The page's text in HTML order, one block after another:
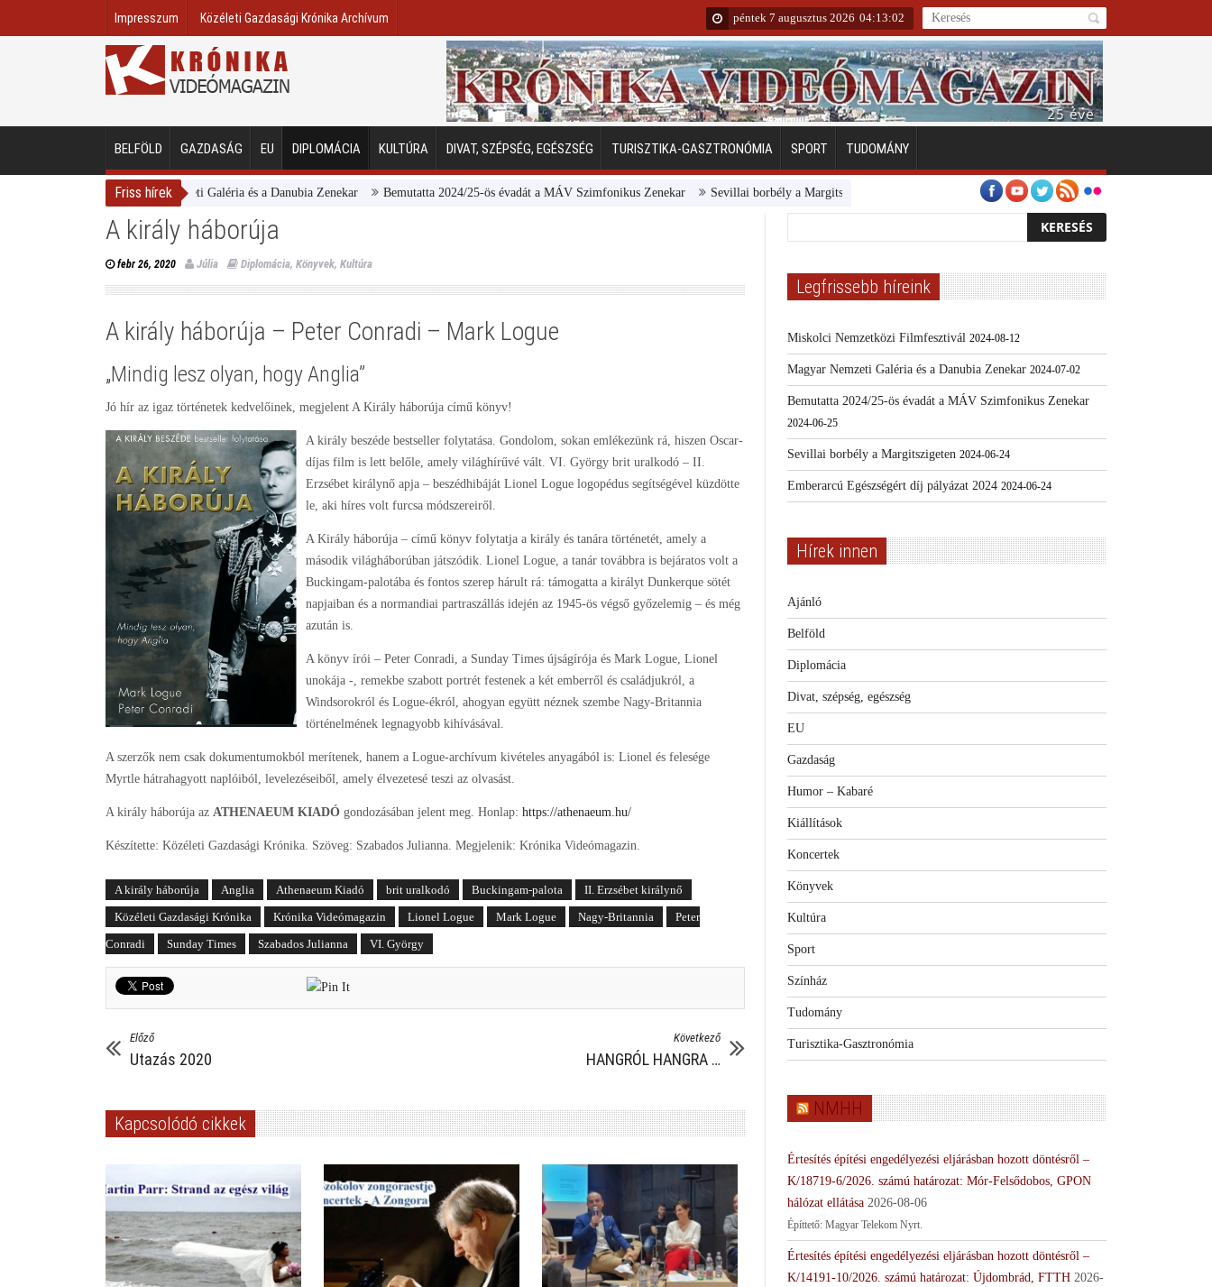
Impresszum Közéleti Gazdasági Krónika Archívum péntek 7 augusztus 2026 04:13:03
BELFÖLD GAZDASÁG EU DIPLOMÁCIA KULTÚRA DIVAT, SZÉPSÉG, EGÉSZSÉG TURISZTIKA-GASZTRONÓMIA SPORT TUDOMÁNY
Friss hírek
Magyar Nemzeti Galéria és a Danubia Zenekar Bemutatta 2024/25-ös évadát a MÁV Szimfonikus Zenekar Sevillai borbély a Margitszigeten Emberarcú Egészségért díj pályázat 2024
A király háborúja
febr 26, 2020 Júlia Diplomácia, Könyvek, Kultúra
A király háborúja – Peter Conradi – Mark Logue
„Mindig lesz olyan, hogy Anglia”
Jó hír az igaz történetek kedvelőinek, megjelent A Király háborúja című könyv!
A király beszéde bestseller folytatása. Gondolom, sokan emlékezünk rá, hiszen Oscar-
díjas film is lett belőle, amely világhírűvé vált. VI. György brit uralkodó – II.
Erzsébet királynő apja – beszédhibáját Lionel Logue logopédus segítségével küzdötte
le, aki híres volt furcsa módszereiről.
A Király háborúja – című könyv folytatja a király és tanára történetét, amely a
második világháborúban játszódik. Lionel Logue, a tanár továbbra is bejáratos volt a
Buckingam-palotába és fontos szerep hárult rá: támogatta a királyt Dunkerque sötét
napjaiban és a normandiai partraszállás idején az 1945-ös végső győzelemig – és még
azután is.
A könyv írói – Peter Conradi, a Sunday Times újságírója és Mark Logue, Lionel
unokája -, remekbe szabott portrét festenek a két emberről és családjukról, a
Windsorokról és Logue-ékról, ahogyan együtt néznek szembe Nagy-Britannia
történelmének legnagyobb kihívásával.
A szerzők nem csak dokumentumokból merítenek, hanem a Logue-archívum kivételes anyagából is: Lionel és felesége
Myrtle hátrahagyott naplóiból, levelezéseiből, amely élvezetesé teszi az olvasást.
A király háborúja az ATHENAEUM KIADÓ gondozásában jelent meg. Honlap: https://athenaeum.hu/
Készítette: Közéleti Gazdasági Krónika. Szöveg: Szabados Julianna. Megjelenik: Krónika Videómagazin.
A király háborúja Anglia Athenaeum Kiadó brit uralkodó Buckingam-palota
II. Erzsébet királynő
Közéleti Gazdasági Krónika
Krónika Videómagazin Lionel Logue Mark Logue Nagy-Britannia
Peter
Conradi
Sunday Times Szabados Julianna VI. György
Előző
Utazás 2020
Következő
HANGRÓL HANGRA …
Kapcsolódó cikkek
Legfrissebb híreink
Miskolci Nemzetközi Filmfesztivál 2024-08-12
Magyar Nemzeti Galéria és a Danubia Zenekar 2024-07-02
Bemutatta 2024/25-ös évadát a MÁV Szimfonikus Zenekar
2024-06-25
Sevillai borbély a Margitszigeten 2024-06-24
Emberarcú Egészségért díj pályázat 2024 2024-06-24
Hírek innen
Ajánló
Belföld
Diplomácia
Divat, szépség, egészség
EU
Gazdaság
Humor – Kabaré
Kiállítások
Koncertek
Könyvek
Kultúra
Sport
Színház
Tudomány
Turisztika-Gasztronómia
NMHH
Értesítés építési engedélyezési eljárásban hozott döntésről –
K/18719-6/2026. számú határozat: Mór-Felsődobos, GPON
hálózat ellátása 2026-08-06
Építtető: Magyar Telekom Nyrt.
Értesítés építési engedélyezési eljárásban hozott döntésről –
K/14191-10/2026. számú határozat: Újdombrád, FTTH 2026-